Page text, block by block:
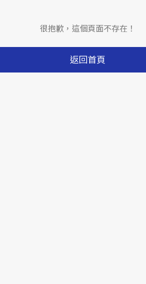
很抱歉，這個頁面不存在！
返回首頁